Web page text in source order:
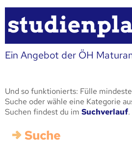
Ein Angebot der ÖH
Und so funktionierts: Fülle
Suche oder wähle eine Kategorie
Suchen findest du im Suchverlauf.
Suche